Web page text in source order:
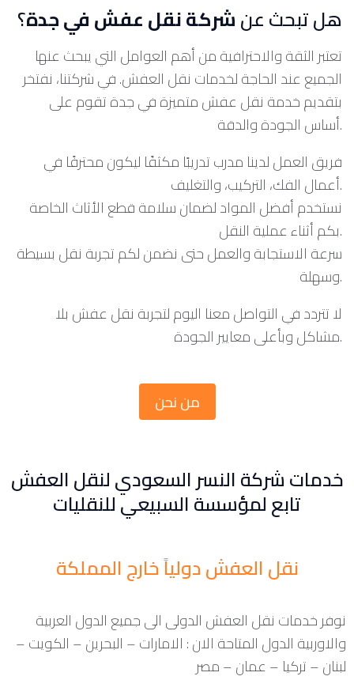
هل تبحث عنشركة نقل عفش في جدة؟
تعتبر الثقة والاحترافية من أهم العوامل التي يبحث عنها
الجميع عند الحاجة لخدمات نقل العفش. في شركتنا، نفتخر
بتقديم خدمة نقل عفش متميزة في جدة تقوم على
أساس الجودة والدقة.
أعمال الفك، التركيب، والتغليف.
نستخدم أفضل المواد لضمان سلامة قطع الأثاث الخاصة
بكم أثناء عملية النقل.
سرعة الاستجابة والعمل حتى نضمن لكم تجربة نقل بسيطة
وسهلة.
لا تتردد في التواصل معنا اليوم لتجربة نقل عفش بلا
مشاكل وبأعلى معايير الجودة.
من نحن
خدمات شركة النسر السعودي لنقل العفش
تابع لمؤسسة السبيعي للنقليات
نقل العفش دولياً خارج المملكة
نوفر خدمات نقل العفش الدولى الى جميع الدول العربية
والاوربية الدول المتاحة الان : الامارات – البحرين – الكويت –
لبنان – تركيا – عمان – مصر